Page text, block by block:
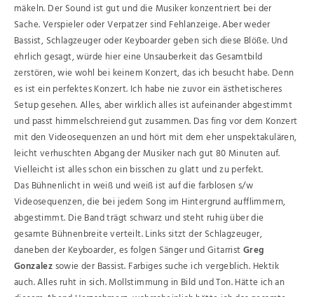
mäkeln. Der Sound ist gut und die Musiker konzentriert bei der
Sache. Verspieler oder Verpatzer sind Fehlanzeige. Aber weder
Bassist, Schlagzeuger oder Keyboarder geben sich diese Blöße. Und
ehrlich gesagt, würde hier eine Unsauberkeit das Gesamtbild
zerstören, wie wohl bei keinem Konzert, das ich besucht habe. Denn
es ist ein perfektes Konzert. Ich habe nie zuvor ein ästhetischeres
Setup gesehen. Alles, aber wirklich alles ist aufeinander abgestimmt
und passt himmelschreiend gut zusammen. Das fing vor dem Konzert
mit den Videosequenzen an und hört mit dem eher unspektakulären,
leicht verhuschten Abgang der Musiker nach gut 80 Minuten auf.
Vielleicht ist alles schon ein bisschen zu glatt und zu perfekt.
Das Bühnenlicht in weiß und weiß ist auf die farblosen s/w
Videosequenzen, die bei jedem Song im Hintergrund aufflimmern,
abgestimmt. Die Band trägt schwarz und steht ruhig über die
gesamte Bühnenbreite verteilt. Links sitzt der Schlagzeuger,
daneben der Keyboarder, es folgen Sänger und GitarristGreg
Gonzalezsowie der Bassist. Farbiges suche ich vergeblich. Hektik
auch. Alles ruht in sich. Mollstimmung in Bild und Ton. Hätte ich an